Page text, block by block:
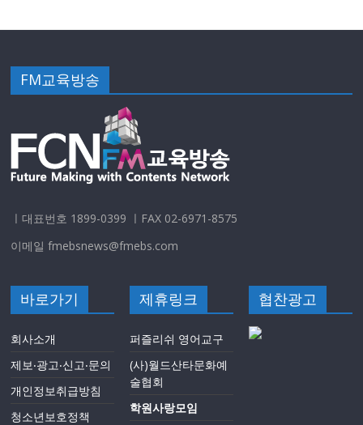
FM교육방송
ㅣ대표번호 1899-0399 ㅣFAX 02-6971-8575
이메일 fmebsnews@fmebs.com
바로가기
회사소개
제보‧광고‧신고‧문의
개인정보취급방침
청소년보호정책
제휴링크
퍼즐리쉬 영어교구
(사)월드산타문화예
술협회
학원사랑모임
협찬광고